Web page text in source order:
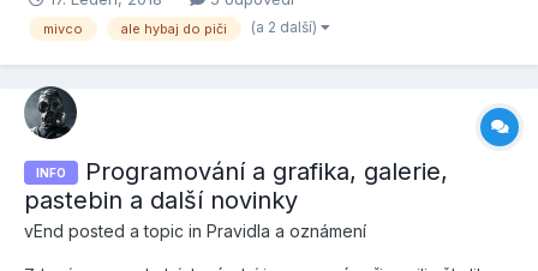
mivco ale hybaj do piči (a 2 další)
INFO
Programování a grafika, galerie,
pastebin a další novinky
vEnd posted a topic in Pravidla a oznámení